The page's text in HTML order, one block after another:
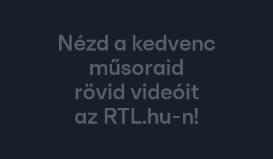
Nézd a kedvenc
műsoraid
rövid videóit
az RTL.hu-n!